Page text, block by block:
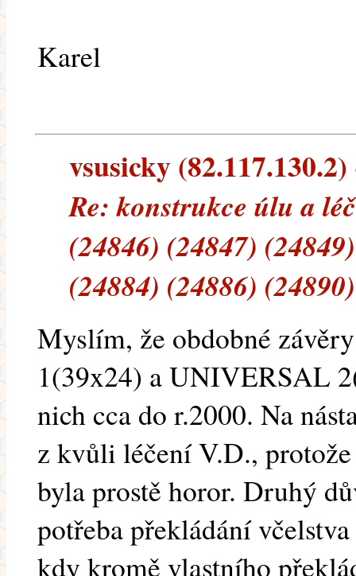
Karel
vsusicky
Re: konstrukce úlu a
(24846) (24847)
(24884) (24886) (24890)
Myslím, že obdobné
1(39x24) a UNIVERSAL
nich cca do r.2000. Na
z kvůli léčení V.D.,
byla prostě horor. Druhý
potřeba překládání
kdy kromě vlastního